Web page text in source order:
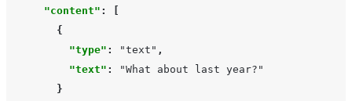
"content" :
{
"type" : "text" ,
"text" :
"What about last year?"
}